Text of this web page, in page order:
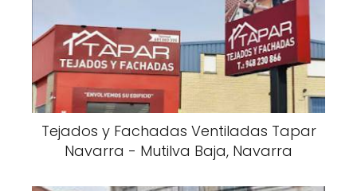
Tejados y Fachadas Ventiladas Tapar
Navarra - Mutilva Baja, Navarra